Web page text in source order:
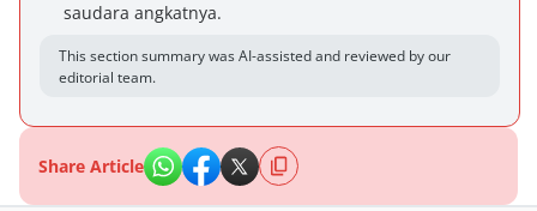
saudara angkatnya.
This section summary was AI-assisted and reviewed by our
editorial team.
Share Article